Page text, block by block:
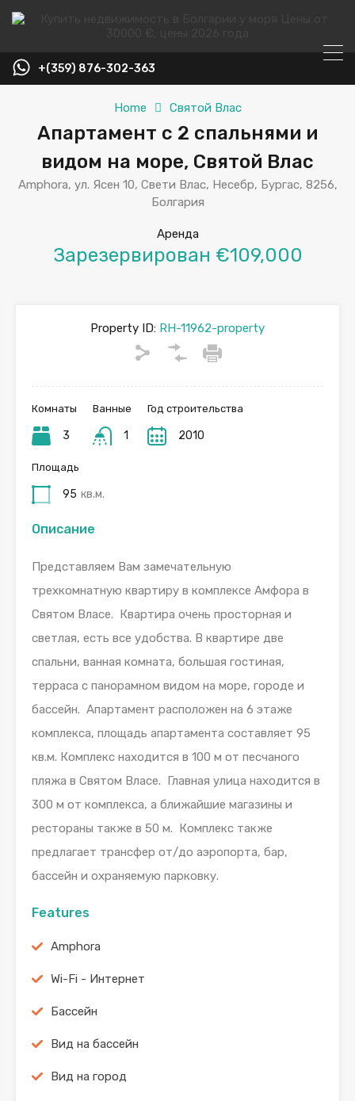
+(359) 876-302-363
Home Святой Влас
Апартамент с 2 спальнями и
видом на море, Святой Влас
Amphora, ул. Ясен 10, Свети Влас, Несебр, Бургас, 8256,
Болгария
Аренда
Зарезервирован €109,000
Property ID: RH-11962-property
Комнаты
3
Ванные
1
Год строительства
2010
Площадь
95 кв.м.
Описание
Представляем Вам замечательную
трехкомнатную квартиру в комплексе Амфора в
Святом Власе. Квартира очень просторная и
светлая, есть все удобства. В квартире две
спальни, ванная комната, большая гостиная,
терраса с панорамном видом на море, городе и
бассейн. Апартамент расположен на 6 этаже
комплекса, площадь апартамента составляет 95
кв.м. Комплекс находится в 100 м от песчаного
пляжа в Святом Власе. Главная улица находится в
300 м от комплекса, а ближайшие магазины и
рестораны также в 50 м. Комплекс также
предлагает трансфер от/до аэропорта, бар,
бассейн и охраняемую парковку.
Features
Amphora
Wi-Fi - Интернет
Бассейн
Вид на бассейн
Вид на город